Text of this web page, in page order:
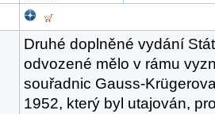
Druhé doplněné vydání
odvozené mělo v rámu
souřadnic Gauss-
1952, který byl utajován,